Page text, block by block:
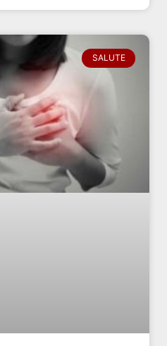
SALUTE